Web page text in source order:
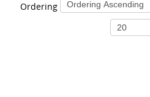
Ordering